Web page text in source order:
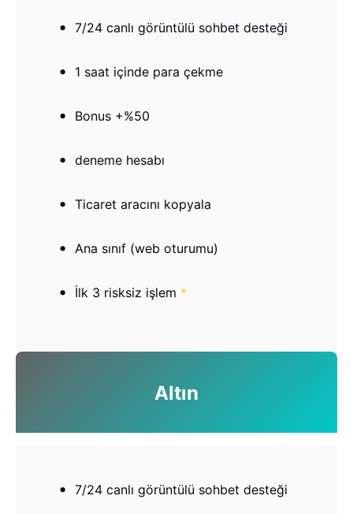
7/24 canlı görüntülü sohbet desteği
1 saat içinde para çekme
Bonus +%50
deneme hesabı
Ticaret aracını kopyala
Ana sınıf (web oturumu)
İlk 3 risksiz işlem *
Altın
7/24 canlı görüntülü sohbet desteği